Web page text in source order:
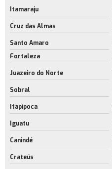
Itamaraju
Cruz das Almas
Santo Amaro
Fortaleza
Juazeiro do Norte
Sobral
Itapipoca
Iguatu
Canindé
Crateús